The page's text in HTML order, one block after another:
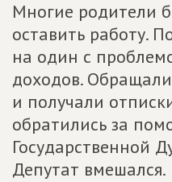
Многие родители
оставить работу.
на один с
доходов.
и получали
обратились за
Государственной
Депутат вмешался.